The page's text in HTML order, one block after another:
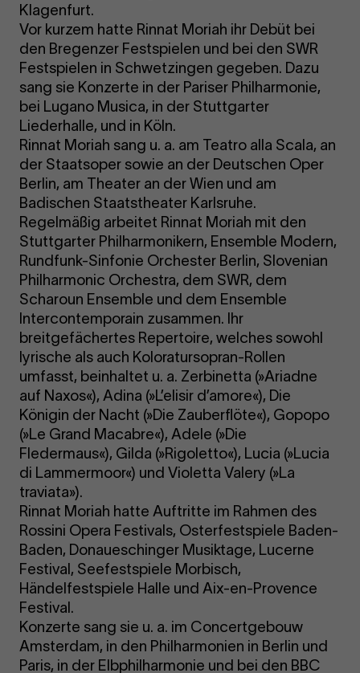
Klagenfurt.
Vor kurzem hatte Rinnat Moriah ihr Debüt bei
den Bregenzer Festspielen und bei den SWR
Festspielen in Schwetzingen gegeben. Dazu
sang sie Konzerte in der Pariser Philharmonie,
bei Lugano Musica, in der Stuttgarter
Liederhalle, und in Köln.
Rinnat Moriah sang u. a. am Teatro alla Scala, an
der Staatsoper sowie an der Deutschen Oper
Berlin, am Theater an der Wien und am
Badischen Staatstheater Karlsruhe.
Regelmäßig arbeitet Rinnat Moriah mit den
Stuttgarter Philharmonikern, Ensemble Modern,
Rundfunk-Sinfonie Orchester Berlin, Slovenian
Philharmonic Orchestra, dem SWR, dem
Scharoun Ensemble und dem Ensemble
Intercontemporain zusammen. Ihr
breitgefächertes Repertoire, welches sowohl
lyrische als auch Koloratursopran-Rollen
umfasst, beinhaltet u. a. Zerbinetta (»Ariadne
auf Naxos«), Adina (»L’elisir d’amore«), Die
Königin der Nacht (»Die Zauberflöte«), Gopopo
(»Le Grand Macabre«), Adele (»Die
Fledermaus«), Gilda (»Rigoletto«), Lucia (»Lucia
di Lammermoor«) und Violetta Valery (»La
traviata»).
Rinnat Moriah hatte Auftritte im Rahmen des
Rossini Opera Festivals, Osterfestspiele Baden-
Baden, Donaueschinger Musiktage, Lucerne
Festival, Seefestspiele Morbisch,
Händelfestspiele Halle und Aix-en-Provence
Festival.
Konzerte sang sie u. a. im Concertgebouw
Amsterdam, in den Philharmonien in Berlin und
Paris, in der Elbphilharmonie und bei den BBC